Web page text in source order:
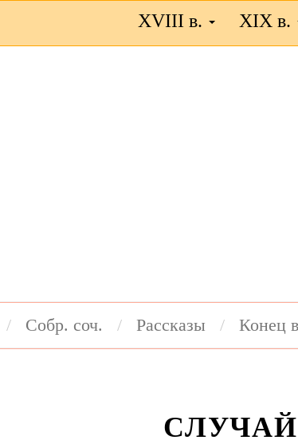
XVIII в. XIX в.
Собр. соч. Рассказы Конец